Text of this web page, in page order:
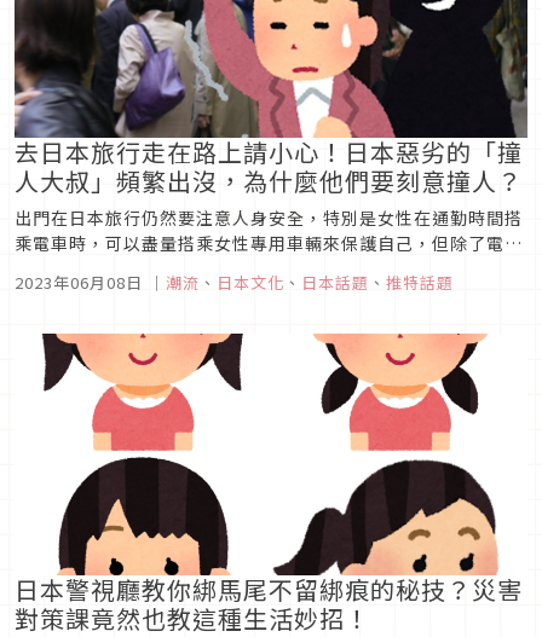
去日本旅行走在路上請小心！日本惡劣的「撞
人大叔」頻繁出沒，為什麼他們要刻意撞人？
出門在日本旅行仍然要注意人身安全，特別是女性在通勤時間搭
乘電車時，可以盡量搭乘女性專用車輛來保護自己，但除了電車
癡漢之外，今天筆者想和大家介紹另一種來日本旅行必須當心的
「撞人大叔（ぶつかりおじさん）」，希望大家在旅途路上千萬
喔。
2023年06月08日 ｜ 潮流 、 日本文化 、 日本話題 、 推特話題
日本警視廳教你綁馬尾不留綁痕的秘技？災害
對策課竟然也教這種生活妙招！